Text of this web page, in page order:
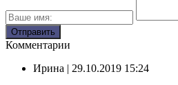
Комментарии
Ирина | 29.10.2019 15:24